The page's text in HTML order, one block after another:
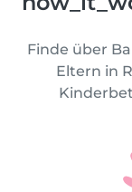
Finde über
Eltern in